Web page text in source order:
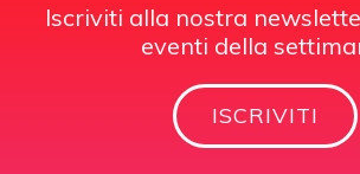
Iscriviti alla nostra
eventi della
ISCRIVITI